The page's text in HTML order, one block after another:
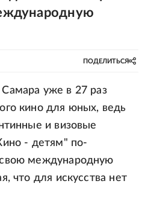
ПОДЕЛИТЬСЯ
уже в 27 раз
кино для юных, ведь
и визовые
- детям" по-
международную
что для искусства нет